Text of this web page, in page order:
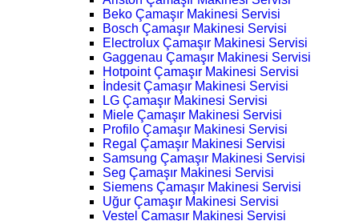
Beko Çamaşır Makinesi Servisi
Bosch Çamaşır Makinesi Servisi
Electrolux Çamaşır Makinesi Servisi
Gaggenau Çamaşır Makinesi Servisi
Hotpoint Çamaşır Makinesi Servisi
İndesit Çamaşır Makinesi Servisi
LG Çamaşır Makinesi Servisi
Miele Çamaşır Makinesi Servisi
Profilo Çamaşır Makinesi Servisi
Regal Çamaşır Makinesi Servisi
Samsung Çamaşır Makinesi Servisi
Seg Çamaşır Makinesi Servisi
Siemens Çamaşır Makinesi Servisi
Uğur Çamaşır Makinesi Servisi
Vestel Çamaşır Makinesi Servisi